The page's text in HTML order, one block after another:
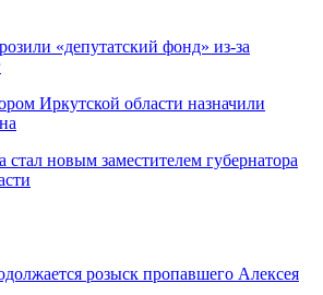
«депутатский фонд» из‑за
Иркутской области назначили
стал новым заместителем губернатора
розыск пропавшего Алексея